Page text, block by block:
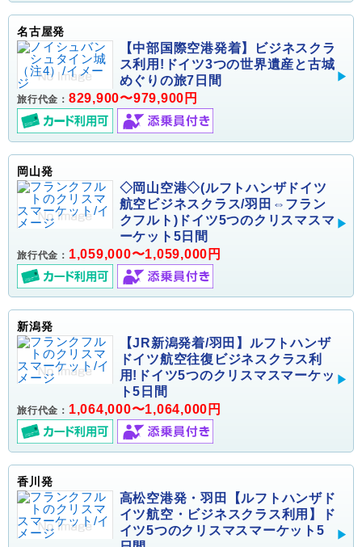
名古屋発
【中部国際空港発着】ビジネスクラ
ス利用!ドイツ3つの世界遺産と古城
めぐりの旅7日間
旅行代金： 829,900〜979,900円
岡山発
◇岡山空港◇(ルフトハンザドイツ
航空ビジネスクラス/羽田⇔フラン
クフルト)ドイツ5つのクリスマスマ
ーケット5日間
旅行代金： 1,059,000〜1,059,000円
新潟発
【JR新潟発着/羽田】ルフトハンザ
ドイツ航空往復ビジネスクラス利
用!ドイツ5つのクリスマスマーケッ
ト5日間
旅行代金： 1,064,000〜1,064,000円
香川発
高松空港発・羽田【ルフトハンザド
イツ航空・ビジネスクラス利用】ド
イツ5つのクリスマスマーケット5